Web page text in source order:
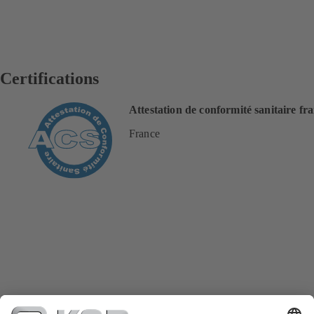
Certifications
Attestation de conformité sanitaire
France